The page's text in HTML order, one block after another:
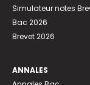
Simulateur notes
Bac 2026
Brevet 2026
ANNALES